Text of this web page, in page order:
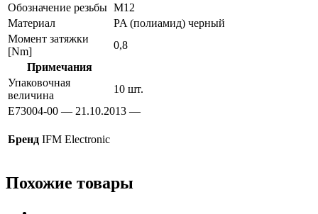
Обозначение резьбы M12
Материал
PA (полиамид) черный
Момент затяжки
[Nm]
0,8
Примечания
Упаковочная
величина
10 шт.
E73004-00 — 21.10.2013 —
Бренд IFM Electronic
Похожие товары